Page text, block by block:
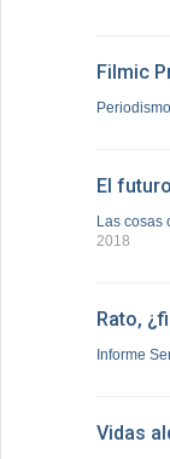
Filmic
El
Las cosas
2018
Rato,
Informe
Vidas